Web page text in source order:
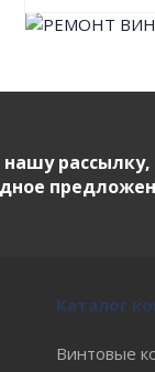
рассылку,
Каталог
Винтовые